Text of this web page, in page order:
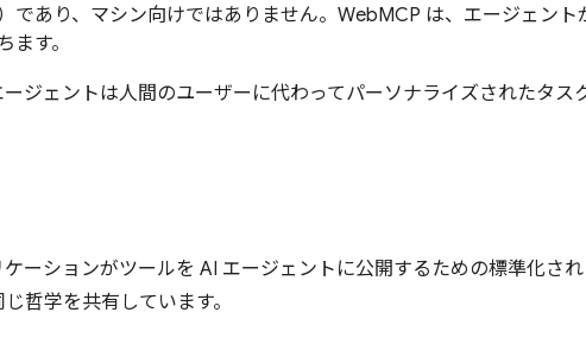
であり、マシン向けではありません。WebMCP は、エージェント
す。
ジェントは人間のユーザーに代わってパーソナライズされたタス
ーションがツールを AI エージェントに公開するための標準化さ
哲学を共有しています。